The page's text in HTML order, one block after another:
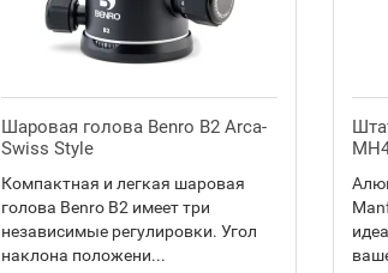
Шаровая голова Benro B2 Arca-
Swiss Style
Компактная и легкая шаровая
голова Benro B2 имеет три
независимые регулировки. Угол
наклона положени...